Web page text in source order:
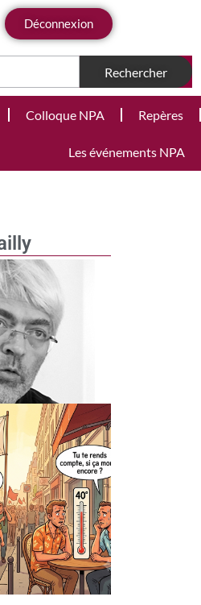
Déconnexion
Colloque NPA Repères
Les événements NPA